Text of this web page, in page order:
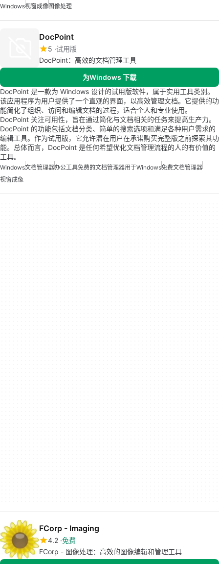
Windows视窗成像图像处理
DocPoint
5 试用版
DocPoint：高效的文档管理工具
为Windows 下载
DocPoint 是一款为 Windows 设计的试用版软件，属于实用工具类别。
该应用程序为用户提供了一个直观的界面，以高效管理文档。它提供的功
能简化了组织、访问和编辑文档的过程，适合个人和专业使用。
DocPoint 关注可用性，旨在通过简化与文档相关的任务来提高生产力。
DocPoint 的功能包括文档分类、简单的搜索选项和满足各种用户需求的
编辑工具。作为试用版，它允许潜在用户在承诺购买完整版之前探索其功
能。总体而言，DocPoint 是任何希望优化文档管理流程的人的有价值的
工具。
Windows文档管理器办公工具免费的文档管理器用于Windows免费文档管理器
视窗成像
FCorp - Imaging
4.2 免费
FCorp - 图像处理：高效的图像编辑和管理工具